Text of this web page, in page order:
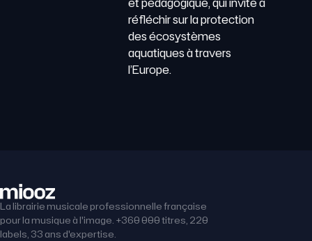
réfléchir sur la protection
des écosystèmes
aquatiques à travers
l’Europe.
La librairie musicale professionnelle française
pour la musique à l'image. +360 000 titres, 220
labels, 33 ans d'expertise.